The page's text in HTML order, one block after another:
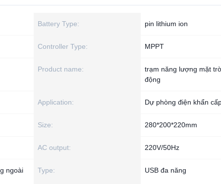
Battery Type: pin lithium ion
Controller Type: MPPT
Product name:
trạm năng lượng mặt
động
Application: Dự phòng điện khẩn
Size: 280*200*220mm
AC output: 220V/50Hz
ngoài
Type: USB đa năng